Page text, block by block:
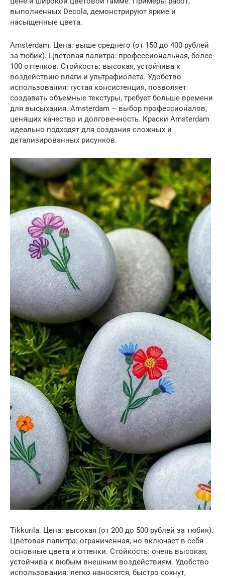
выполненных Decola, демонстрируют яркие и
насыщенные цвета.
Amsterdam. Цена: выше среднего (от 150 до 400 рублей
за тюбик). Цветовая палитра: профессиональная, более
100 оттенков. Стойкость: высокая, устойчива к
воздействию влаги и ультрафиолета. Удобство
использования: густая консистенция, позволяет
создавать объемные текстуры, требует больше времени
для высыхания. Amsterdam – выбор профессионалов,
ценящих качество и долговечность. Краски Amsterdam
идеально подходят для создания сложных и
детализированных рисунков.
Tikkurila. Цена: высокая (от 200 до 500 рублей за тюбик).
Цветовая палитра: ограниченная, но включает в себя
основные цвета и оттенки. Стойкость: очень высокая,
устойчива к любым внешним воздействиям. Удобство
использования: легко наносятся, быстро сохнут,